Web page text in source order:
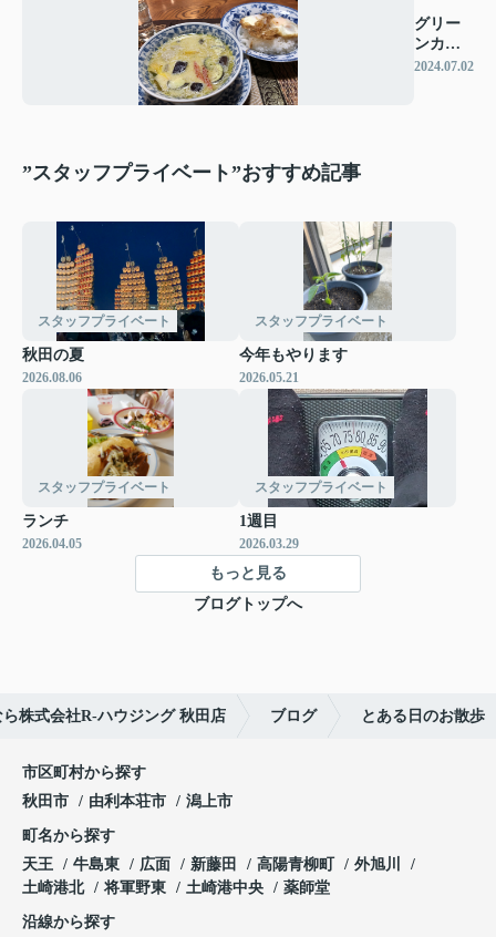
グリー
ンカレ
ー
2024.07.02
”スタッフプライベート”おすすめ記事
スタッフプライベート
秋田の夏
2026.08.06
スタッフプライベート
今年もやります
2026.05.21
スタッフプライベート
ランチ
2026.04.05
スタッフプライベート
1週目
2026.03.29
もっと見る
ブログトップへ
株式会社R-ハウジング 秋田店 ブログ とある日のお散歩
市区町村から探す
秋田市
由利本荘市 潟上市
町名から探す
天王
牛島東 広面 新藤田 高陽青柳町
外旭川
土崎港北
将軍野東 土崎港中央 薬師堂
沿線から探す